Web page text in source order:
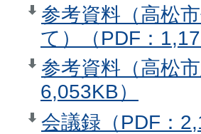
参考資料（高松
て）（PDF：
参考資料（高松
6,053KB）
会議録（PDF：